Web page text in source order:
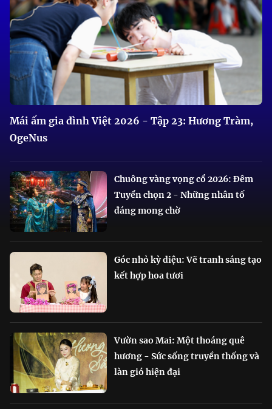
Mái ấm gia đình Việt 2026 - Tập 23: Hương Tràm,
OgeNus
Chuông vàng vọng cổ 2026: Đêm
Tuyển chọn 2 - Những nhân tố
đáng mong chờ
Góc nhỏ kỳ diệu: Vẽ tranh sáng tạo
kết hợp hoa tươi
Vườn sao Mai: Một thoáng quê
hương - Sức sống truyền thống và
làn gió hiện đại